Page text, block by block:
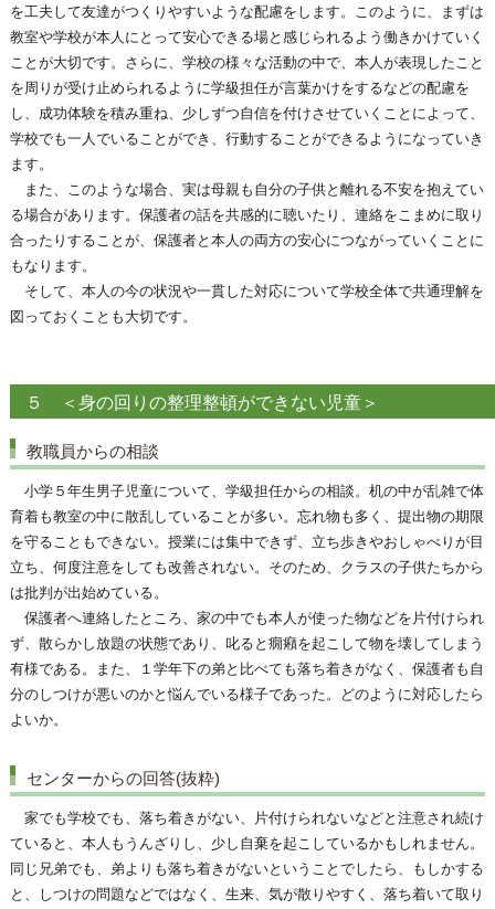
を工夫して友達がつくりやすいような配慮をします。このように、まずは
教室や学校が本人にとって安心できる場と感じられるよう働きかけていく
ことが大切です。さらに、学校の様々な活動の中で、本人が表現したこと
を周りが受け止められるように学級担任が言葉かけをするなどの配慮を
し、成功体験を積み重ね、少しずつ自信を付けさせていくことによって、
学校でも一人でいることができ、行動することができるようになっていき
ます。
また、このような場合、実は母親も自分の子供と離れる不安を抱えてい
る場合があります。保護者の話を共感的に聴いたり、連絡をこまめに取り
合ったりすることが、保護者と本人の両方の安心につながっていくことに
もなります。
そして、本人の今の状況や一貫した対応について学校全体で共通理解を
図っておくことも大切です。
５ ＜身の回りの整理整頓ができない児童＞
教職員からの相談
小学５年生男子児童について、学級担任からの相談。机の中が乱雑で体
育着も教室の中に散乱していることが多い。忘れ物も多く、提出物の期限
を守ることもできない。授業には集中できず、立ち歩きやおしゃべりが目
立ち、何度注意をしても改善されない。そのため、クラスの子供たちから
は批判が出始めている。
保護者へ連絡したところ、家の中でも本人が使った物などを片付けられ
ず、散らかし放題の状態であり、叱ると癇癪を起こして物を壊してしまう
有様である。また、１学年下の弟と比べても落ち着きがなく、保護者も自
分のしつけが悪いのかと悩んでいる様子であった。どのように対応したら
よいか。
センターからの回答(抜粋)
家でも学校でも、落ち着きがない、片付けられないなどと注意され続け
ていると、本人もうんざりし、少し自棄を起こしているかもしれません。
同じ兄弟でも、弟よりも落ち着きがないということでしたら、もしかする
と、しつけの問題などではなく、生来、気が散りやすく、落ち着いて取り